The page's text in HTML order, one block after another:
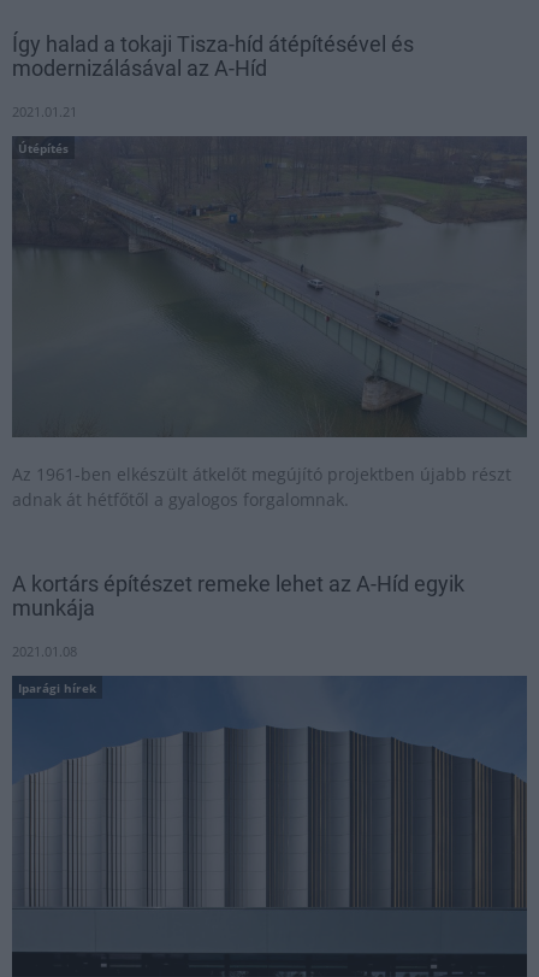
Így halad a tokaji Tisza-híd átépítésével és
modernizálásával az A-Híd
2021.01.21
Útépítés
Az 1961-ben elkészült átkelőt megújító projektben újabb részt
adnak át hétfőtől a gyalogos forgalomnak.
A kortárs építészet remeke lehet az A-Híd egyik
munkája
2021.01.08
Iparági hírek